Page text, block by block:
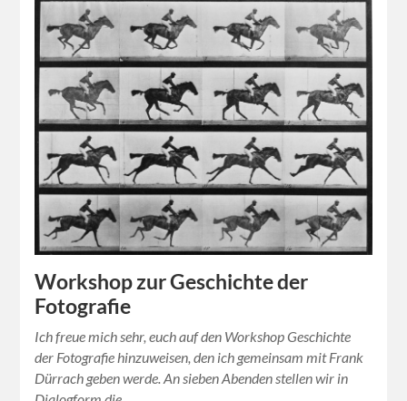
Workshop zur Geschichte der
Fotografie
Ich freue mich sehr, euch auf den Workshop Geschichte
der Fotografie hinzuweisen, den ich gemeinsam mit Frank
Dürrach geben werde. An sieben Abenden stellen wir in